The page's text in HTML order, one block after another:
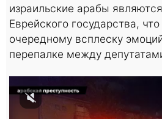
израильские арабы
Еврейского государства,
очередному всплеску
перепалке между